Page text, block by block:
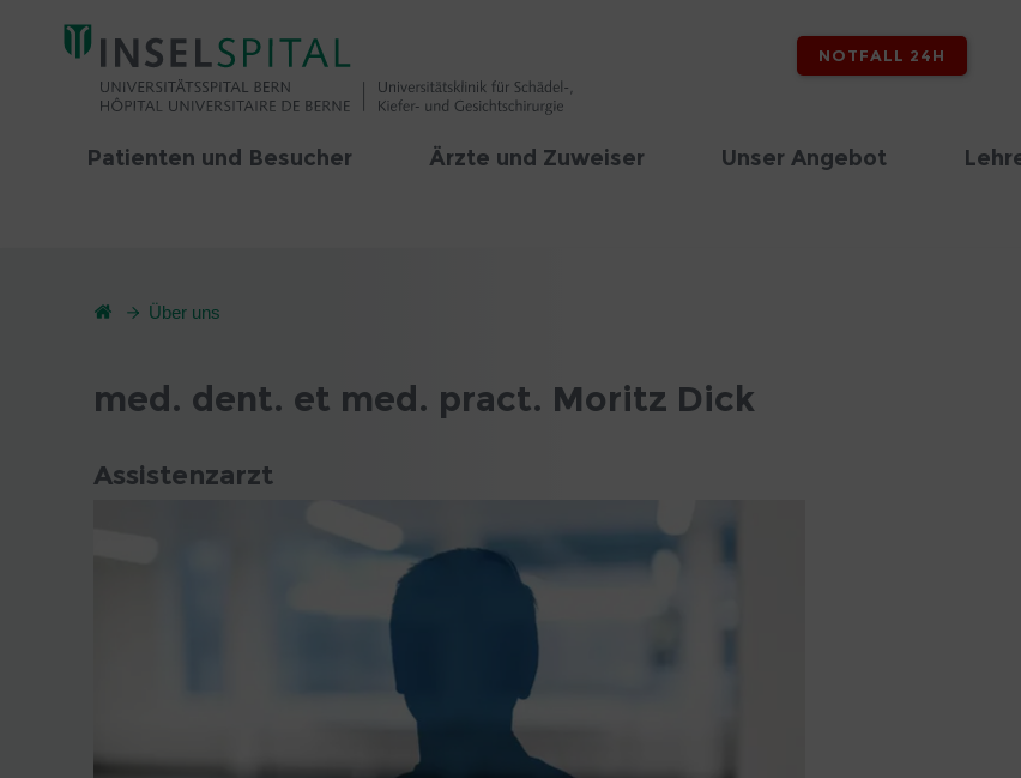
NOTFALL 24H
Patienten und Besucher Ärzte und Zuweiser Unser Angebot
Über uns
med. dent. et med. pract. Moritz Dick
Assistenzarzt